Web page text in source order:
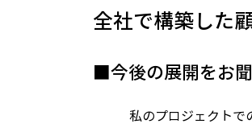
全社で構築した
■今後の展開をお
私のプロジェクトで